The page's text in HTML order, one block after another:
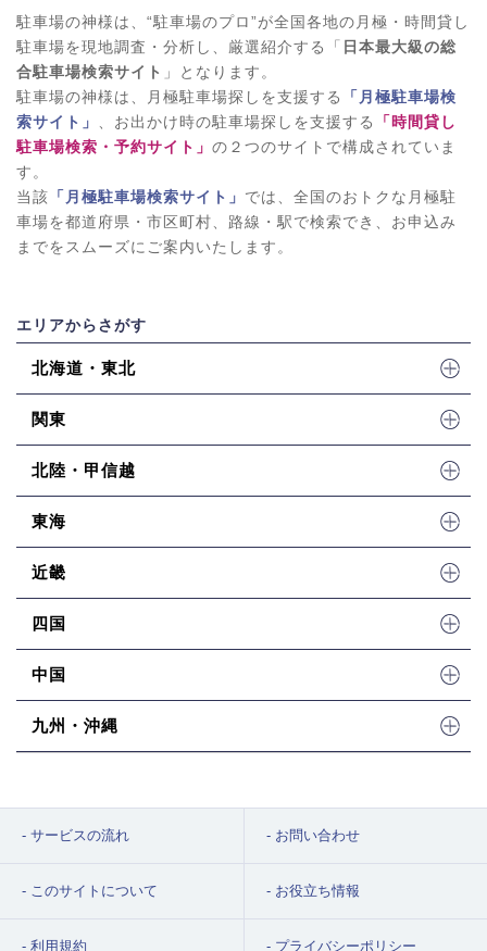
駐車場の神様は、“駐車場のプロ”が全国各地の月極・時間貸し
駐車場を現地調査・分析し、厳選紹介する「 日本最大級の総
合駐車場検索サイト 」となります。
駐車場の神様は、月極駐車場探しを支援する
「月極駐車場検
索サイト」
、お出かけ時の駐車場探しを支援する
「時間貸し
駐車場検索・予約サイト」 の２つのサイトで構成されていま
す。
当該 「月極駐車場検索サイト」 では、全国のおトクな月極駐
車場を都道府県・市区町村、路線・駅で検索でき、お申込み
までをスムーズにご案内いたします。
エリアからさがす
北海道・東北
関東
北陸・甲信越
東海
近畿
四国
中国
九州・沖縄
サービスの流れ お問い合わせ
このサイトについて お役立ち情報
利用規約 プライバシーポリシー